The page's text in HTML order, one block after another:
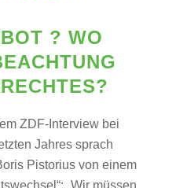
? WO
ZDF-Interview bei
Jahres sprach
Pistorius von einem
„Wir müssen